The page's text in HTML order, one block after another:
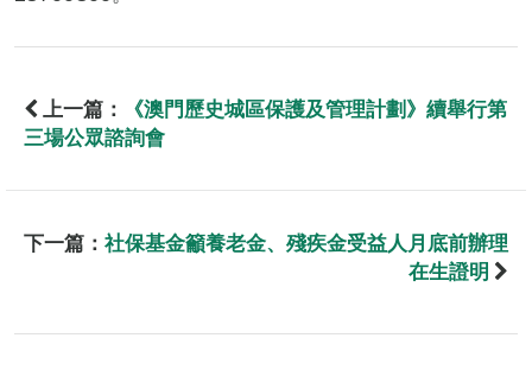
上一篇：
《澳門歷史城區保護及管理計劃》續舉行第
三場公眾諮詢會
下一篇： 社保基金籲養老金、殘疾金受益人月底前辦理
在生證明